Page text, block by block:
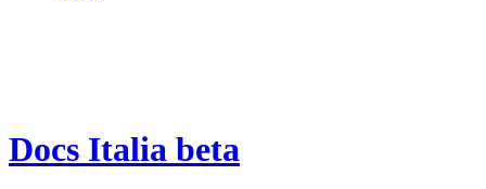
Docs Italia beta